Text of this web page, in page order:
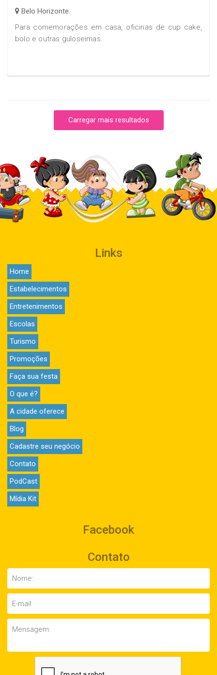
Belo Horizonte
Para comemorações em casa, oficinas de cup cake,
bolo e outras guloseimas.
Carregar mais resultados
Links
Home
Estabelecimentos
Entretenimentos
Escolas
Turismo
Promoções
Faça sua festa
O que é?
A cidade oferece
Blog
Cadastre seu negócio
Contato
PodCast
Mídia Kit
Facebook
Contato